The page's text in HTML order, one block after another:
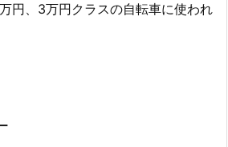
円、3万円クラスの自転車に使われ